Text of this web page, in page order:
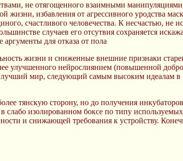
не отягощенного взаимными
избавления от агрессивного уродства
счастливого человечества. К несчастью, не
случаев его отсутвия сохраняется
для отказа от пола
жизни и сниженные внешние признаки
улучшенного нейрослиянием (повышенной
лучший мир, следующий самым высоким идеалам в
тянскую сторону, но до получения
изолированном боксе по типу используемых
и снижающей требования к устройству.